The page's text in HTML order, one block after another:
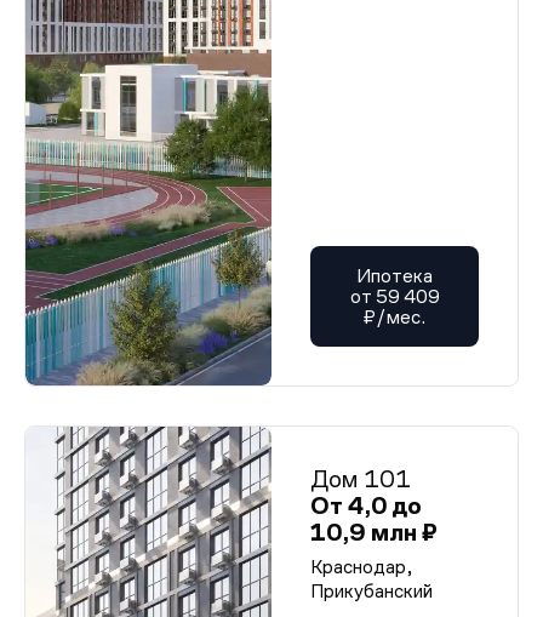
Ипотека
от 59 409
₽/мес.
Дом 101
От 4,0 до
10,9 млн ₽
Краснодар,
Прикубанский